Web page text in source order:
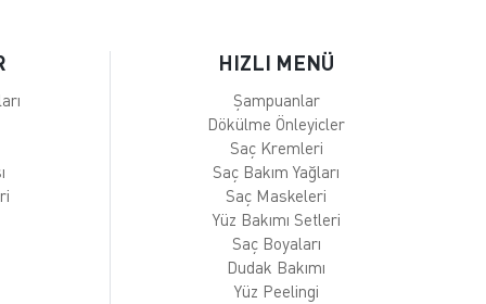
HIZLI MENÜ
Şampuanlar
Dökülme Önleyicler
Saç Kremleri
Saç Bakım Yağları
Saç Maskeleri
Yüz Bakımı Setleri
Saç Boyaları
Dudak Bakımı
Yüz Peelingi